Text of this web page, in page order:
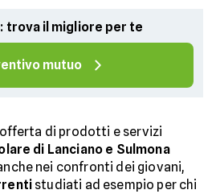
trova il migliore per te
mutuo
di prodotti e servizi
di Lanciano e Sulmona
nei confronti dei giovani,
studiati ad esempio per chi